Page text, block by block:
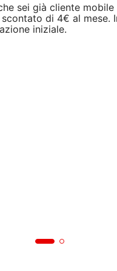
sei già cliente
scontato di 4€ al mese.
iniziale.